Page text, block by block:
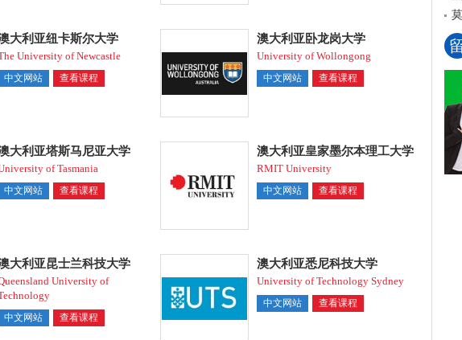
大利亚纽卡斯尔大学
University of Newcastle
中文网站 查看课程
澳大利亚卧龙岗大学
University of Wollongong
中文网站 查看课程
大利亚塔斯马尼亚大学
of Tasmania
中文网站 查看课程
澳大利亚皇家墨尔本理工大学
RMIT University
中文网站 查看课程
大利亚昆士兰科技大学
University of
中文网站 查看课程
澳大利亚悉尼科技大学
University of Technology Sydney
中文网站 查看课程